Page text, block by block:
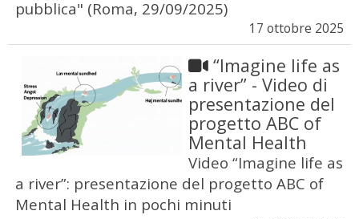
pubblica" (Roma, 29/09/2025)
17 ottobre 2025
“Imagine life as
a river” - Video di
presentazione del
progetto ABC of
Mental Health
Video “Imagine life as
a river”: presentazione del progetto ABC of
Mental Health in pochi minuti